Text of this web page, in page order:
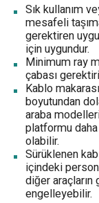
Sık kullanım
mesafeli
gerektiren
için uygundur.
Minimum ray
çabası
Kablo
boyutundan
araba
platformu
olabilir.
Sürüklenen
içindeki
diğer araçların
engelleyebilir.